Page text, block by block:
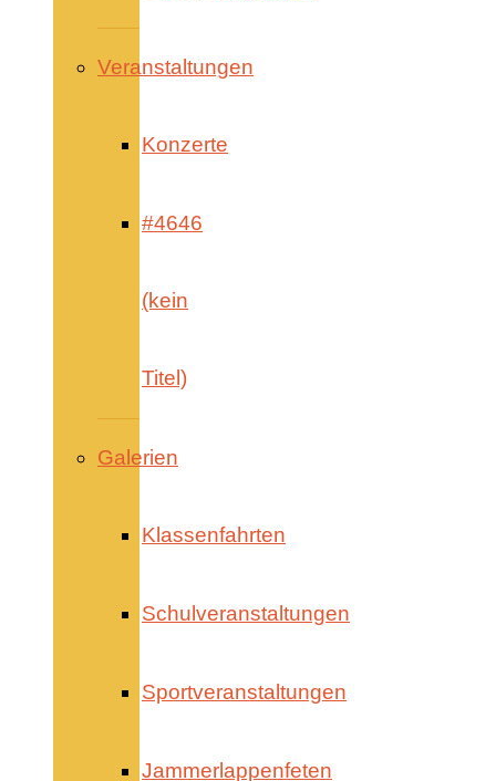
Veranstaltungen
Konzerte
#4646
(kein
Titel)
Galerien
Klassenfahrten
Schulveranstaltungen
Sportveranstaltungen
Jammerlappenfeten